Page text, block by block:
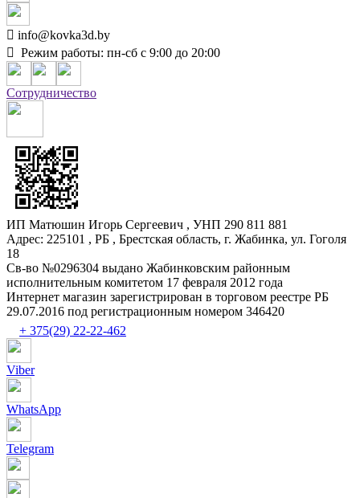
 info@kovka3d.by
 Режим работы: пн-сб с 9:00 до 20:00
Сотрудничество
ИП Матюшин Игорь Сергеевич , УНП 290 811 881
Адрес: 225101 , РБ , Брестская область, г. Жабинка, ул. Гоголя
18
Св-во №0296304 выдано Жабинковским районным
исполнительным комитетом 17 февраля 2012 года
Интернет магазин зарегистрирован в торговом реестре РБ
29.07.2016 под регистрационным номером 346420
+ 375(29) 22-22-462
Viber
WhatsApp
Telegram